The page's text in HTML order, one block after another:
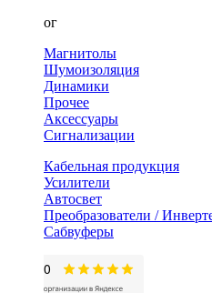
Каталог
Магнитолы
Шумоизоляция
Динамики
Прочее
Аксессуары
Сигнализации
Кабельная продукция
Усилители
Автосвет
Преобразователи /
Сабвуферы